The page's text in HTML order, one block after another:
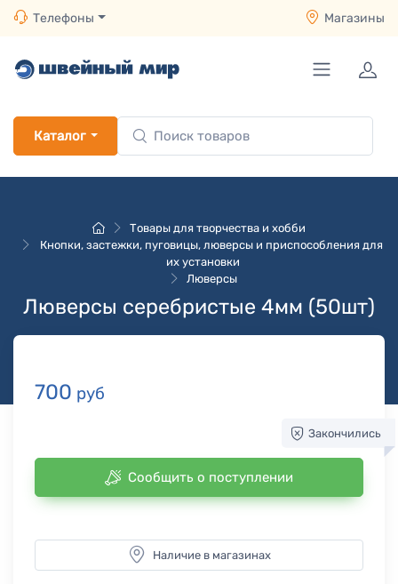
Телефоны Магазины
Каталог
Товары для творчества и хобби
Кнопки, застежки, пуговицы, люверсы и приспособления для
их установки
Люверсы
Люверсы серебристые 4мм (50шт)
700 руб
Закончились
Сообщить о поступлении
Наличие в магазинах